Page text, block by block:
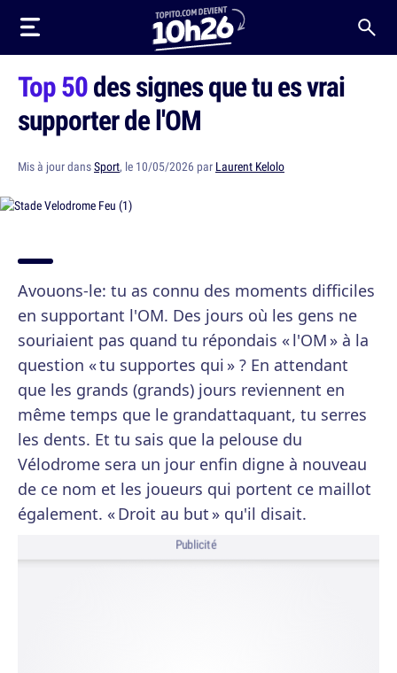
Top 50des signes que tu es vrai
supporter de l'OM
Mis à jour dansSport, le 10/05/2026 par Laurent Kelolo
Avouons-le: tu as connu des moments difficiles
en supportant l'OM. Des jours où les gens ne
souriaient pas quand tu répondais « l'OM » à la
question « tu supportes qui » ? En attendant
que les grands (grands) jours reviennent en
même temps que le grandattaquant, tu serres
les dents. Et tu sais que la pelouse du
Vélodrome sera un jour enfin digne à nouveau
de ce nom et les joueurs qui portent ce maillot
également. « Droit au but » qu'il disait.
Publicité